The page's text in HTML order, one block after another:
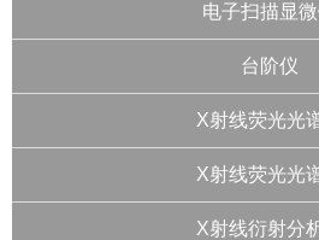
电子扫描显
台阶仪
X射线荧光光
X射线荧光光
X射线衍射分